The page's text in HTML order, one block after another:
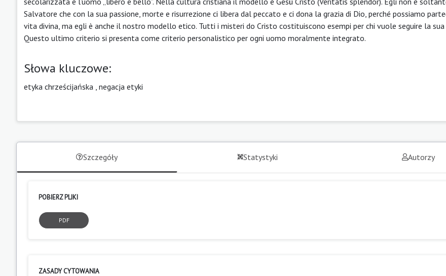
Salvatore che con la sua passione, morte e risurrezione ci libera dal peccato e ci dona la grazia di Dio, perché possiamo
vita divina, ma egli è anche il nostro modello etico. Tutti i misteri do Cristo costituiscono esempi per chi vuole seguire la
Questo ultimo criterio si presenta come criterio personalistico per ogni uomo moralmente integrato.
Słowa kluczowe:
etyka chrześcijańska negacja etyki
Szczegóły Statystyki Autorzy
POBIERZ PLIKI
PDF
ZASADY CYTOWANIA